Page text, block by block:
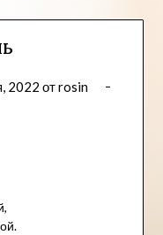
2022 отrosin